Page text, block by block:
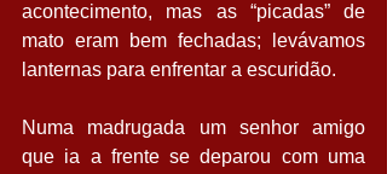
acontecimento, mas as “picadas” de
mato eram bem fechadas; levávamos
lanternas para enfrentar a escuridão.
Numa madrugada um senhor amigo
que ia a frente se deparou com uma